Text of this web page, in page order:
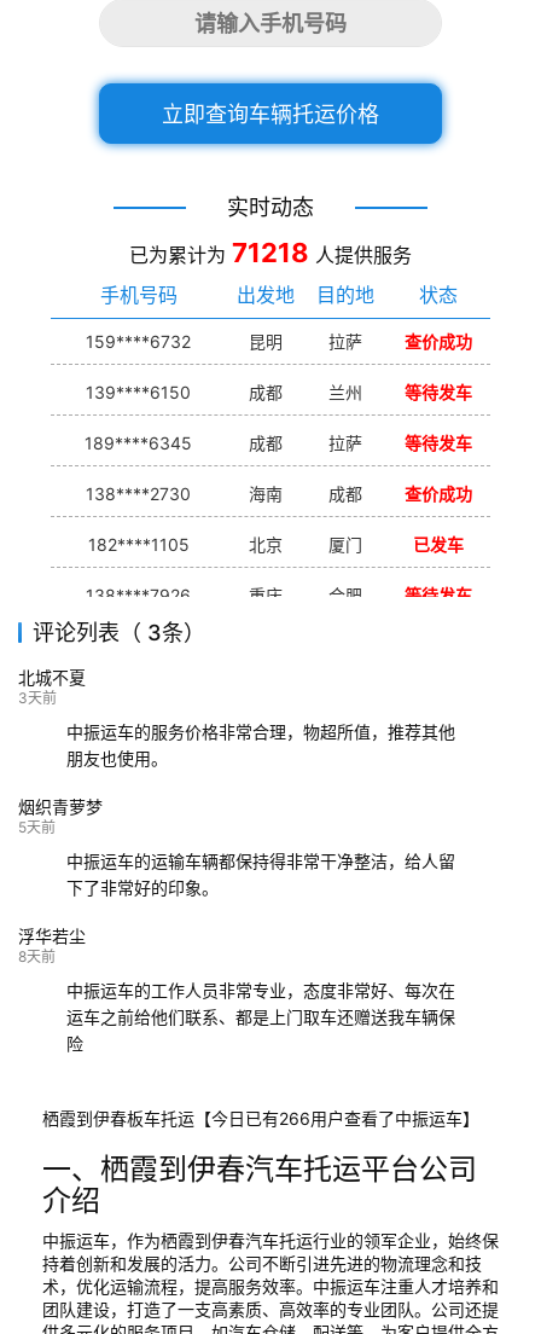
立即查询车辆托运价格
实时动态
已为累计为 71218 人提供服务
手机号码
出发地 目的地 状态
159****6732 昆明 拉萨 查价成功
139****6150 成都 兰州 等待发车
189****6345 成都 拉萨 等待发车
138****2730 海南 成都 查价成功
182****1105 北京 厦门 已发车
138****7926 重庆 合肥 等待发车
139****9233
评论列表（ 3条）
北城不夏
3天前
中振运车的服务价格非常合理，物超所值，推荐其他
朋友也使用。
烟织青萝梦
5天前
中振运车的运输车辆都保持得非常干净整洁，给人留
下了非常好的印象。
浮华若尘
8天前
中振运车的工作人员非常专业，态度非常好、每次在
运车之前给他们联系、都是上门取车还赠送我车辆保
险
栖霞到伊春板车托运【今日已有266用户查看了中振运车】
一、栖霞到伊春汽车托运平台公司
介绍
中振运车，作为栖霞到伊春汽车托运行业的领军企业，始终保
持着创新和发展的活力。公司不断引进先进的物流理念和技
术，优化运输流程，提高服务效率。中振运车注重人才培养和
团队建设，打造了一支高素质、高效率的专业团队。公司还提